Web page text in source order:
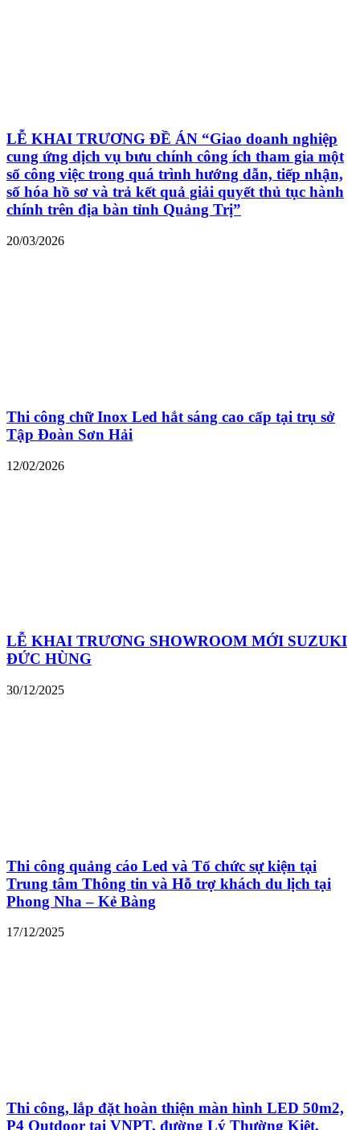
LỄ KHAI TRƯƠNG ĐỀ ÁN “Giao doanh nghiệp
cung ứng dịch vụ bưu chính công ích tham gia một
số công việc trong quá trình hướng dẫn, tiếp nhận,
số hóa hồ sơ và trả kết quả giải quyết thủ tục hành
chính trên địa bàn tỉnh Quảng Trị”
20/03/2026
Thi công chữ Inox Led hắt sáng cao cấp tại trụ sở
Tập Đoàn Sơn Hải
12/02/2026
LỄ KHAI TRƯƠNG SHOWROOM MỚI SUZUKI
ĐỨC HÙNG
30/12/2025
Thi công quảng cáo Led và Tổ chức sự kiện tại
Trung tâm Thông tin và Hỗ trợ khách du lịch tại
Phong Nha – Kẻ Bàng
17/12/2025
Thi công, lắp đặt hoàn thiện màn hình LED 50m2,
P4 Outdoor tại VNPT, đường Lý Thường Kiệt,